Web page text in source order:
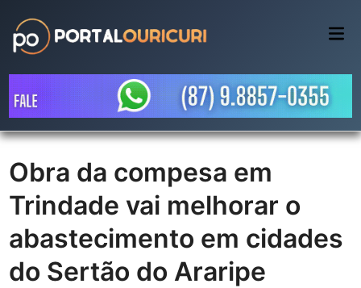
content
Obra da compesa em
Trindade vai melhorar o
abastecimento em cidades
do Sertão do Araripe